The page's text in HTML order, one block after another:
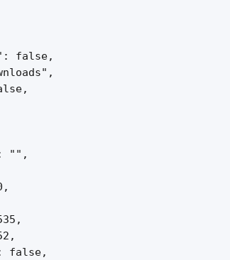
false,
"",
false,